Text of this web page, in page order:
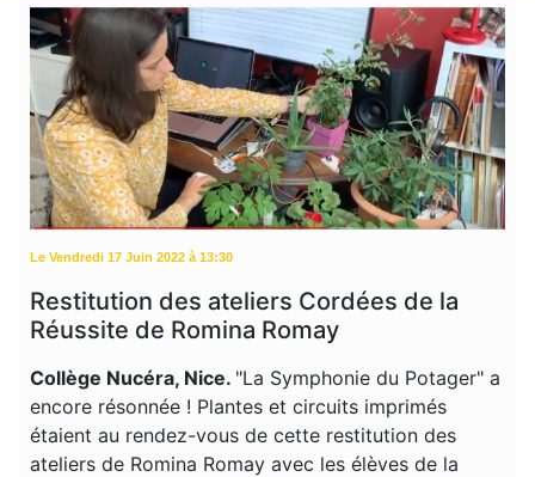
Le Vendredi 17 Juin 2022 à 13:30
Restitution des ateliers Cordées de la
Réussite de Romina Romay
Collège Nucéra, Nice. "La Symphonie du Potager" a
encore résonnée ! Plantes et circuits imprimés
étaient au rendez-vous de cette restitution des
ateliers de Romina Romay avec les élèves de la